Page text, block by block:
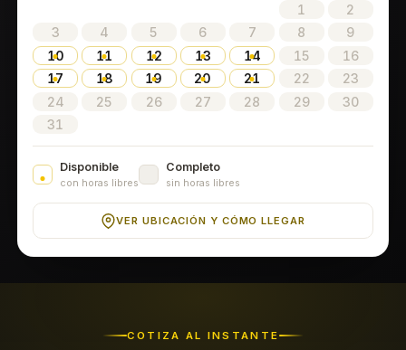
1
2
3
4 5 6 7 8
9
10
11 12 13 14 15
16
17
18 19 20 21 22
23
24
25 26 27 28 29
30
31
Disponible
con horas libres
Completo
sin horas libres
VER UBICACIÓN Y CÓMO LLEGAR
COTIZA AL INSTANTE